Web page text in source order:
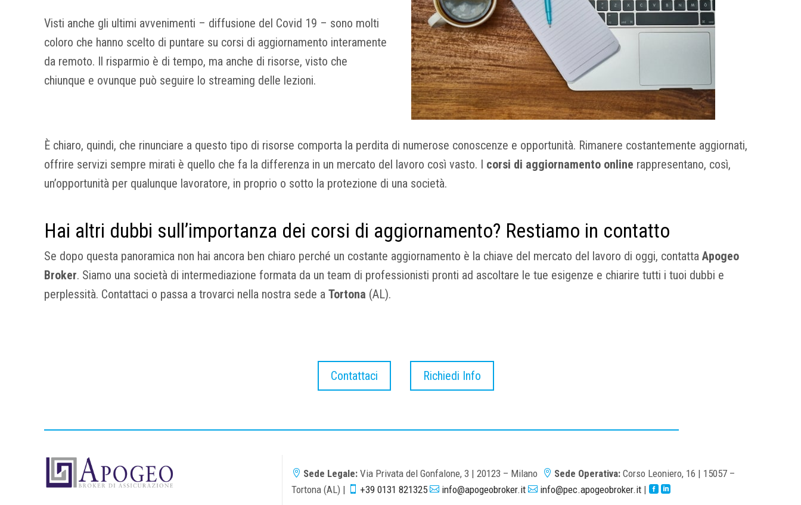
Visti anche gli ultimi avvenimenti – diffusione del Covid 19 – sono molti
coloro che hanno scelto di puntare su corsi di aggiornamento interamente
da remoto. Il risparmio è di tempo, ma anche di risorse, visto che
chiunque e ovunque può seguire lo streaming delle lezioni.
È chiaro, quindi, che rinunciare a questo tipo di risorse comporta la perdita di numerose conoscenze e opportunità. Rimanere costantemente aggiornati,
offrire servizi sempre mirati è quello che fa la differenza in un mercato del lavoro così vasto. I corsi di aggiornamento online rappresentano, così,
un’opportunità per qualunque lavoratore, in proprio o sotto la protezione di una società.
Hai altri dubbi sull’importanza dei corsi di aggiornamento? Restiamo in contatto
Se dopo questa panoramica non hai ancora ben chiaro perché un costante aggiornamento è la chiave del mercato del lavoro di oggi, contatta Apogeo
Broker. Siamo una società di intermediazione formata da un team di professionisti pronti ad ascoltare le tue esigenze e chiarire tutti i tuoi dubbi e
perplessità. Contattaci o passa a trovarci nella nostra sede a Tortona (AL).
Contattaci Richiedi Info
 Sede Legale:Via Privata del Gonfalone, 3 | 20123 – Milano  Sede Operativa:Corso Leoniero, 16 | 15057 –
Tortona (AL) |
 +39 0131 821325  info@apogeobroker.it  info@pec.apogeobroker.it|  